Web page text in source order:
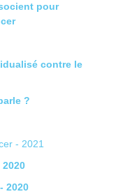
pour
contre le
?
- 2021
2020